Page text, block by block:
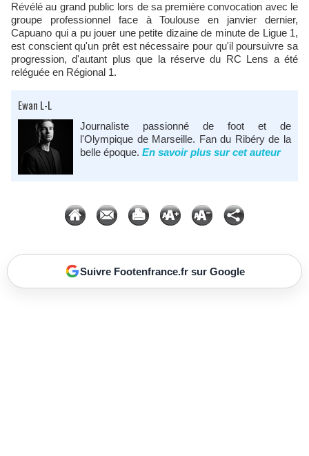
Révélé au grand public lors de sa première convocation avec le
groupe professionnel face à Toulouse en janvier dernier,
Capuano qui a pu jouer une petite dizaine de minute de Ligue 1,
est conscient qu'un prêt est nécessaire pour qu'il poursuivre sa
progression, d'autant plus que la réserve du RC Lens a été
reléguée en Régional 1.
Ewan L-L
Journaliste passionné de foot et de
l'Olympique de Marseille. Fan du Ribéry de la
belle époque. En savoir plus sur cet auteur
Suivre Footenfrance.fr sur Google